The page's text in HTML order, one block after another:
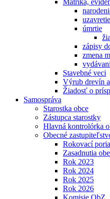
Matrika,
úmrtie
zápisy
zmena
Stavebné veci
Výrub drevín
Žiadosť o
Samospráva
Starostka obce
Zástupca starostky
Hlavná kontrolórka
Obecné
Rokovací
Zasadnutia
Rok 2023
Rok 2024
Rok 2025
Rok 2026
Komisie ObZ